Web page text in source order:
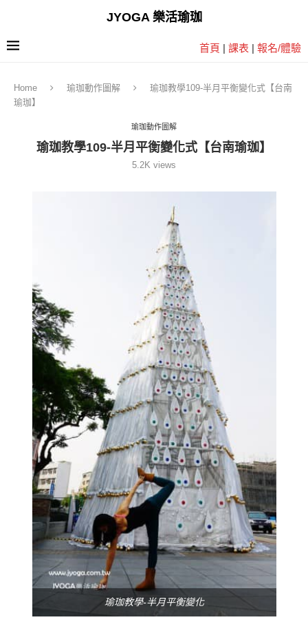
JYOGA 樂活瑜珈
首頁 | 課表 | 報名/體驗
Home 瑜珈動作圖解
瑜珈教學109-半月平衡變化式【台南
瑜珈】
瑜珈動作圖解
瑜珈教學109-半月平衡變化式【台南瑜珈】
5.2K views
瑜珈教學-半月平衡變化